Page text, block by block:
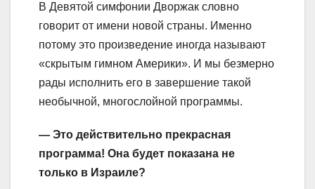
В Девятой симфонии Дворжак словно
говорит от имени новой страны. Именно
потому это произведение иногда называют
«скрытым гимном Америки». И мы безмерно
рады исполнить его в завершение такой
необычной, многослойной программы.
— Это действительно прекрасная
программа! Она будет показана не
только в Израиле?